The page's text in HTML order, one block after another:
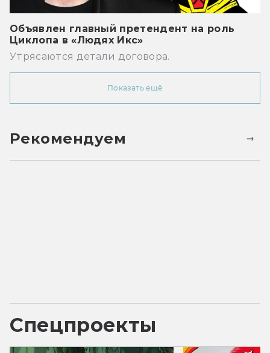
Объявлен главный претендент на роль
Циклопа в «Людях Икс»
Утрясаются детали договора.
Показать ещё
Рекомендуем
Спецпроекты